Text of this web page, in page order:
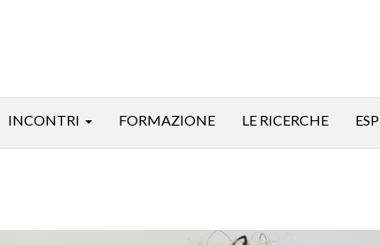
INCONTRI FORMAZIONE LE RICERCHE